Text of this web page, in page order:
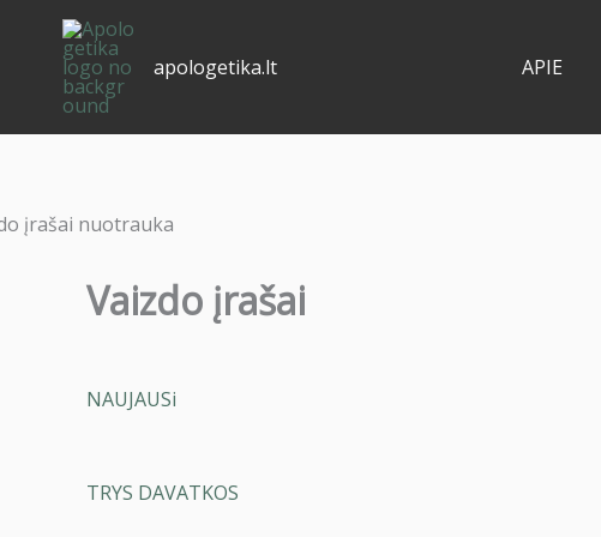
apologetika.lt APIE
Vaizdo įrašai
NAUJAUSi
TRYS DAVATKOS